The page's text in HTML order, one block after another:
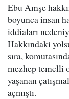
Ebu Amşe
boyunca insan
iddiaları
Hakkındaki
sıra,
mezhep temelli
yaşanan
açmıştı.